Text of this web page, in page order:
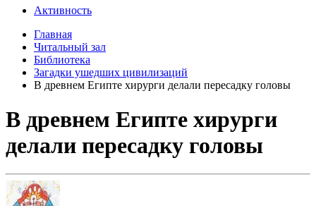
Активность
Главная
Читальный зал
Библиотека
Загадки ушедших цивилизаций
В древнем Египте хирурги делали пересадку головы
В древнем Египте хирурги
делали пересадку головы